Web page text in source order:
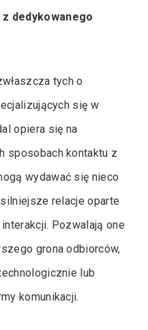
dedykowanego
tych o
się w
opiera się na
sposobach kontaktu z
wydawać się nieco
relacje oparte
Pozwalają one
grona odbiorców,
lub
komunikacji.